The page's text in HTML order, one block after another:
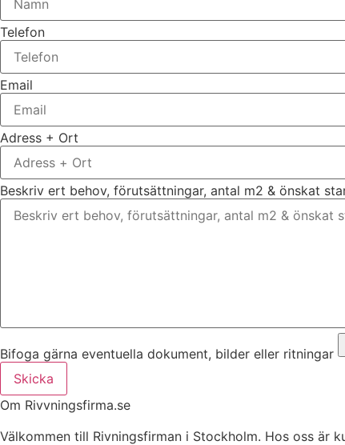
Telefon
Email
Adress + Ort
Beskriv ert behov, förutsättningar, antal m2 & önskat
Bifoga gärna eventuella dokument, bilder eller ritningar
Skicka
Om Rivvningsfirma.se
Välkommen till Rivningsfirman i Stockholm. Hos oss